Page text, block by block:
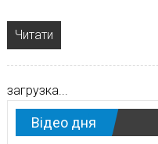
Читати
загрузка...
Відео дня